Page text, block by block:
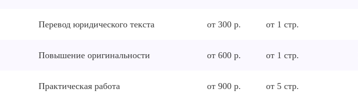
Перевод юридического текста от 300 р. от 1 стр.
Повышение оригинальности от 600 р. от 1 стр.
Практическая работа от 900 р. от 5стр.